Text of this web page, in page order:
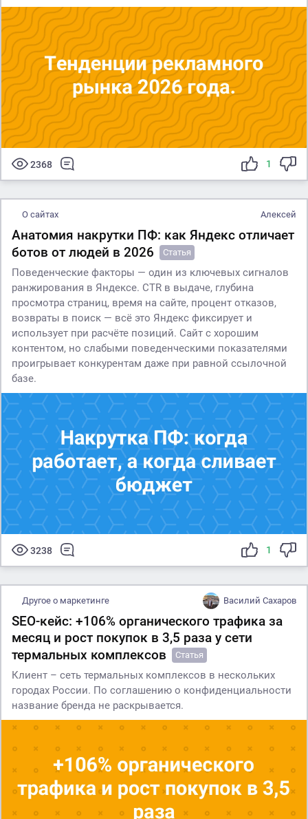
2368 1
О сайтах Алексей
Анатомия накрутки ПФ: как Яндекс отличает
ботов от людей в 2026
Статья
Поведенческие факторы — один из ключевых сигналов
ранжирования в Яндексе. CTR в выдаче, глубина
просмотра страниц, время на сайте, процент отказов,
возвраты в поиск — всё это Яндекс фиксирует и
использует при расчёте позиций. Сайт с хорошим
контентом, но слабыми поведенческими показателями
проигрывает конкурентам даже при равной ссылочной
базе.
3238 1
Другое о маркетинге Василий Сахаров
SEO-кейс: +106% органического трафика за
месяц и рост покупок в 3,5 раза у сети
термальных комплексов
Статья
Клиент – сеть термальных комплексов в нескольких
городах России. По соглашению о конфиденциальности
название бренда не раскрывается.